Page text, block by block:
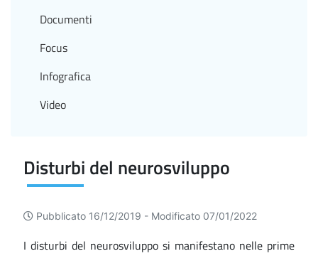
Disturbi del neurosviluppo
Pubblicato 16/12/2019 - Modificato 07/01/2022
I disturbi del neurosviluppo si manifestano nelle prime
Documenti
Focus
Infografica
Video